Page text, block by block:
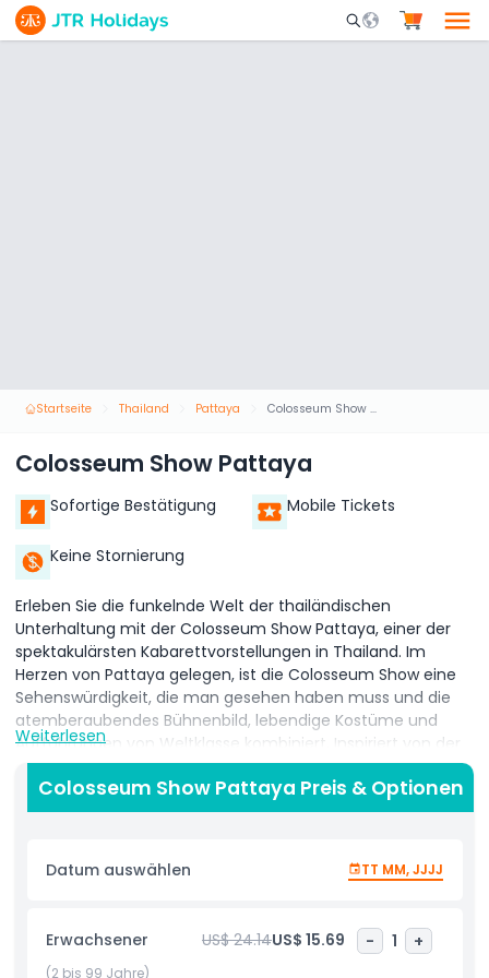
Mobile Search
Startseite Thailand Pattaya Colosseum Show Pattaya
Colosseum Show Pattaya
Sofortige Bestätigung Mobile Tickets
Keine Stornierung
Erleben Sie die funkelnde Welt der thailändischen
Unterhaltung mit der Colosseum Show Pattaya, einer der
spektakulärsten Kabarettvorstellungen in Thailand. Im
Herzen von Pattaya gelegen, ist die Colosseum Show eine
Sehenswürdigkeit, die man gesehen haben muss und die
atemberaubendes Bühnenbild, lebendige Kostüme und
Aufführungen von Weltklasse kombiniert. Inspiriert von der
römischen Architektur ist das Colosseum Theater ein
beeindruckendes Veranstaltungsort mit modernster
Beleuchtungs- und Tonsystemtechnik, die eine
schafft. Wenn Sie Tickets für die Colosseum Show Pattaya
buchen, genießen Sie eine 75-minütige Vorstellung, die die
theatralische Finesse feiert. Von glamourösen Bollywood-
Routinen bis zu eleganten koreanischen Fächertänzen ist
jede Szene sorgfältig choreografiert, um die Fähigkeiten der
Weiterlesen
Colosseum Show Pattaya Preis & Optionen
Datum auswählen TT MM, JJJJ
Erwachsener US$ 24.14US$ 15.69 - 1 +
(2 bis 99 Jahre)